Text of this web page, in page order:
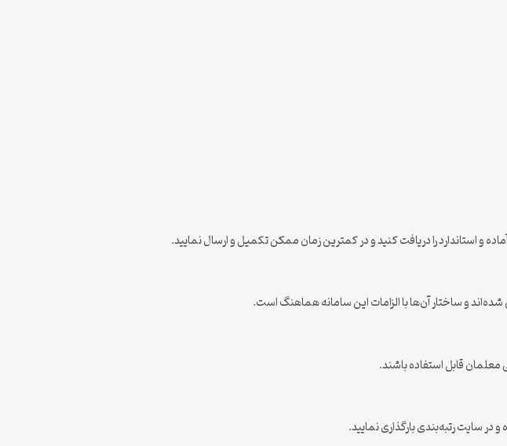
و استاندارد را دریافت کنید و در کمترین زمان ممکن تکمیل و ارسال نمایید.
و ساختار آن‌ها با الزامات این سامانه هماهنگ است.
قابل استفاده باشند.
در سایت رتبه‌بندی بارگذاری نمایید.